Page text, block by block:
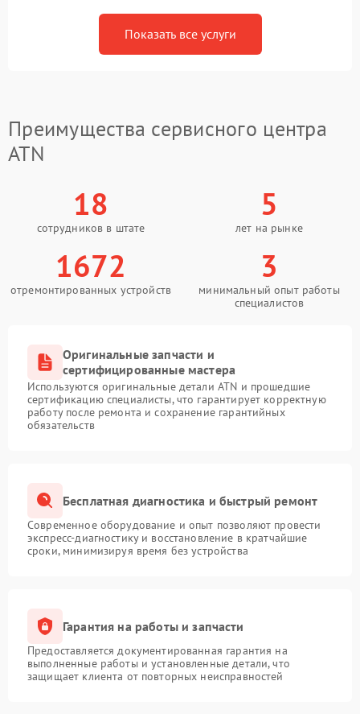
Показать все услуги
Преимущества сервисного центра
ATN
18
сотрудников в штате
5
лет на рынке
1672
отремонтированных устройств
3
минимальный опыт работы
специалистов
Оригинальные запчасти и
сертифицированные мастера
Используются оригинальные детали ATN и прошедшие
сертификацию специалисты, что гарантирует корректную
работу после ремонта и сохранение гарантийных
обязательств
Бесплатная диагностика и быстрый ремонт
Современное оборудование и опыт позволяют провести
экспресс-диагностику и восстановление в кратчайшие
сроки, минимизируя время без устройства
Гарантия на работы и запчасти
Предоставляется документированная гарантия на
выполненные работы и установленные детали, что
защищает клиента от повторных неисправностей